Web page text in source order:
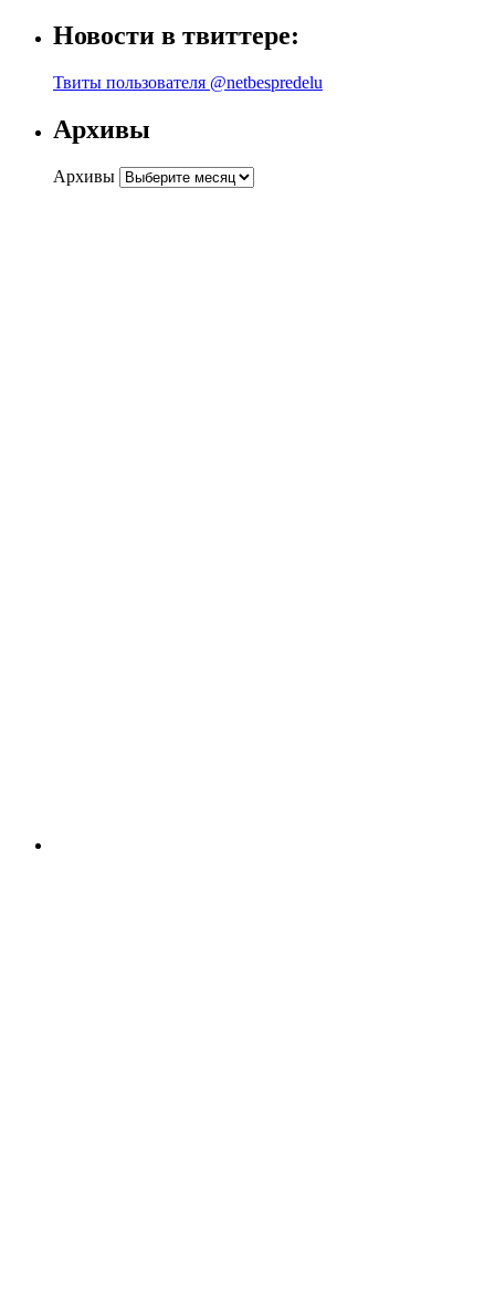
Новости в твиттере:
Твиты пользователя @netbespredelu
Архивы
Архивы